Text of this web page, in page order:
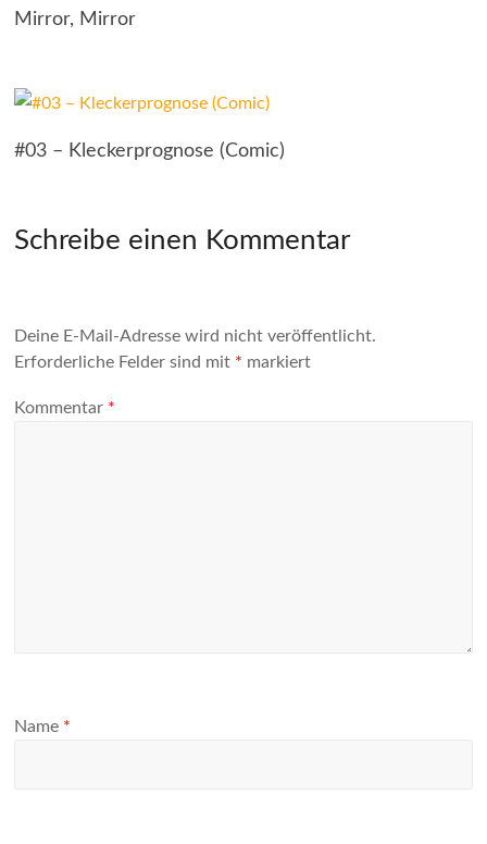
Mirror, Mirror
#03 – Kleckerprognose (Comic)
Schreibe einen Kommentar
Deine E-Mail-Adresse wird nicht veröffentlicht.
Erforderliche Felder sind mit * markiert
Kommentar *
Name *